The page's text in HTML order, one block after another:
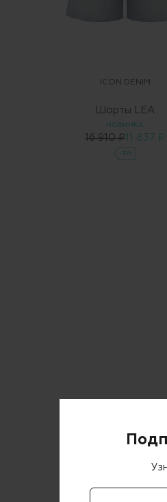
ICON DENIM
Шорты LEA
НОВИНКА
16 910 ₽11 837 ₽
-30%